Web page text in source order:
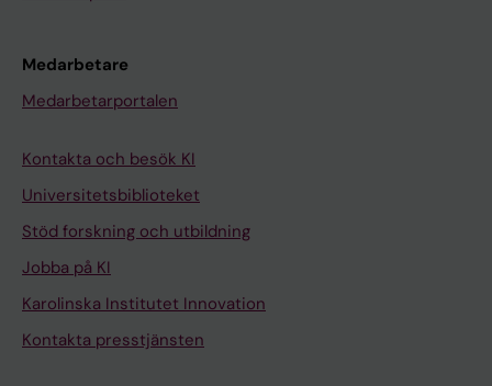
Medarbetare
Medarbetarportalen
Kontakta och besök KI
Universitetsbiblioteket
Stöd forskning och utbildning
Jobba på KI
Karolinska Institutet Innovation
Kontakta presstjänsten